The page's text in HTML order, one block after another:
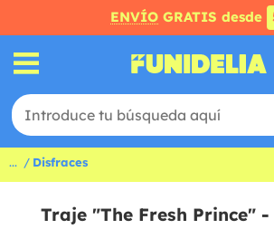
ENVÍO GRATIS desde
... Disfraces
Traje "The Fresh Prince"